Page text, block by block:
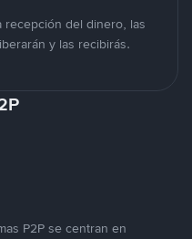
recepción del dinero, las
y las recibirás.
P2P se centran en